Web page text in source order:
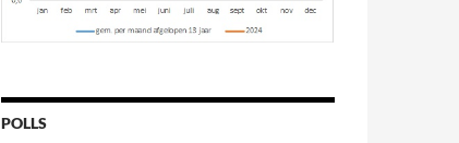
POLLS